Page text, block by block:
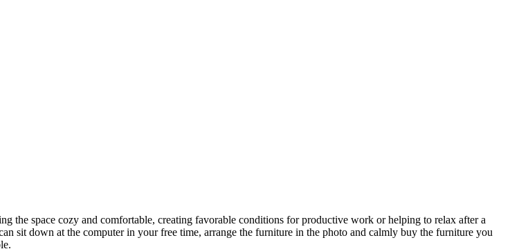
the space cozy and comfortable, creating favorable conditions for productive work or helping to relax after a
sit down at the computer in your free time, arrange the furniture in the photo and calmly buy the furniture you